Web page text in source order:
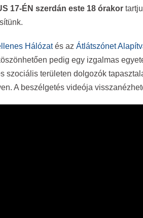
17-ÉN szerdán este 18 órakor
Hálózatés az Átlátszónet
pedig egy izgalmas
területen dolgozók
A beszélgetés videója